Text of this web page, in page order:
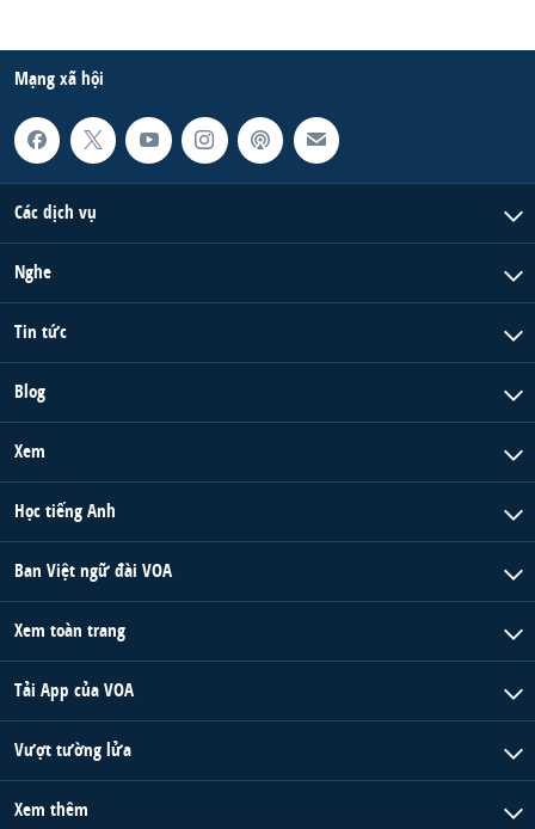
Mạng xã hội
Các dịch vụ
Nghe
Tin tức
Blog
Xem
Học tiếng Anh
Ban Việt ngữ đài VOA
Xem toàn trang
Tải App của VOA
Vượt tường lửa
Xem thêm